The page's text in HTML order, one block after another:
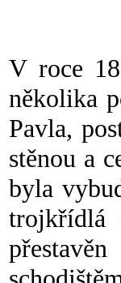
V roce
několika
Pavla,
stěnou a
byla
trojkřídlá